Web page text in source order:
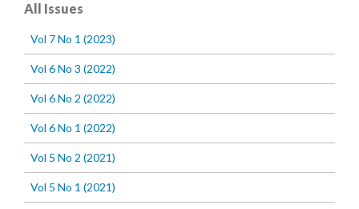
All Issues
Vol 7 No 1 (2023)
Vol 6 No 3 (2022)
Vol 6 No 2 (2022)
Vol 6 No 1 (2022)
Vol 5 No 2 (2021)
Vol 5 No 1 (2021)